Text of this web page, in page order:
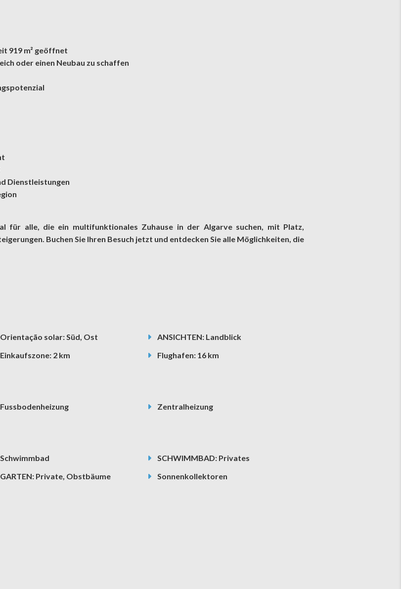
919 m² geöffnet
oder einen Neubau zu schaffen
Dienstleistungen
für alle, die ein multifunktionales Zuhause in der Algarve suchen, mit Platz,
Buchen Sie Ihren Besuch jetzt und entdecken Sie alle Möglichkeiten, die
Orientação solar: Süd, Ost
ANSICHTEN: Landblick
Einkaufszone: 2 km Flughafen: 16 km
Fussbodenheizung Zentralheizung
Schwimmbad
SCHWIMMBAD: Privates
GARTEN: Private, Obstbäume
Sonnenkollektoren